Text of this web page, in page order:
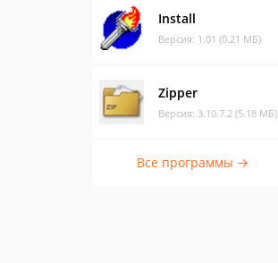
Install
Версия: 1.01 (0.21 МБ)
Zipper
Версия: 3.10.7.2 (5.18 МБ)
Все программы →